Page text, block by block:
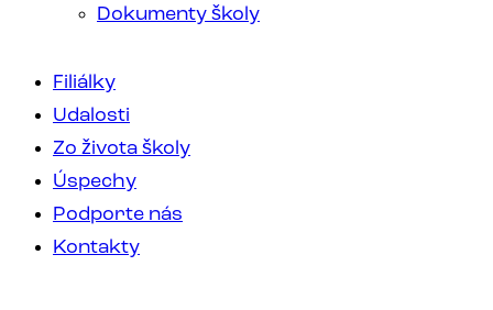
Dokumenty školy
Filiálky
Udalosti
Zo života školy
Úspechy
Podporte nás
Kontakty